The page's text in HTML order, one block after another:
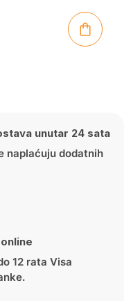
unutar 24 sata
naplaćuju dodatnih
12 rata Visa